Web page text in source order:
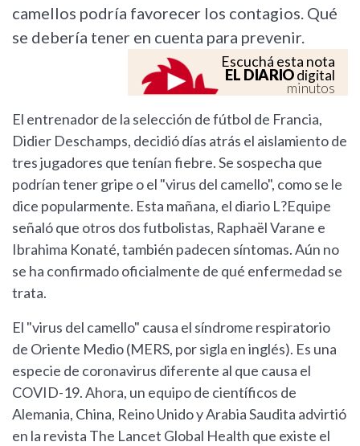
camellos podría favorecer los contagios. Qué
se debería tener en cuenta para prevenir.
Escuchá esta nota
EL DIARIOdigital
minutos
El entrenador de la selección de fútbol de Francia,
Didier Deschamps, decidió días atrás el aislamiento de
tres jugadores que tenían fiebre. Se sospecha que
podrían tener gripe o el "virus del camello", como se le
dice popularmente. Esta mañana, el diario L?Equipe
señaló que otros dos futbolistas, Raphaël Varane e
Ibrahima Konaté, también padecen síntomas. Aún no
se ha confirmado oficialmente de qué enfermedad se
trata.
El "virus del camello" causa el síndrome respiratorio
de Oriente Medio (MERS, por sigla en inglés). Es una
especie de coronavirus diferente al que causa el
COVID-19. Ahora, un equipo de científicos de
Alemania, China, Reino Unido y Arabia Saudita advirtió
en la revista The Lancet Global Health que existe el